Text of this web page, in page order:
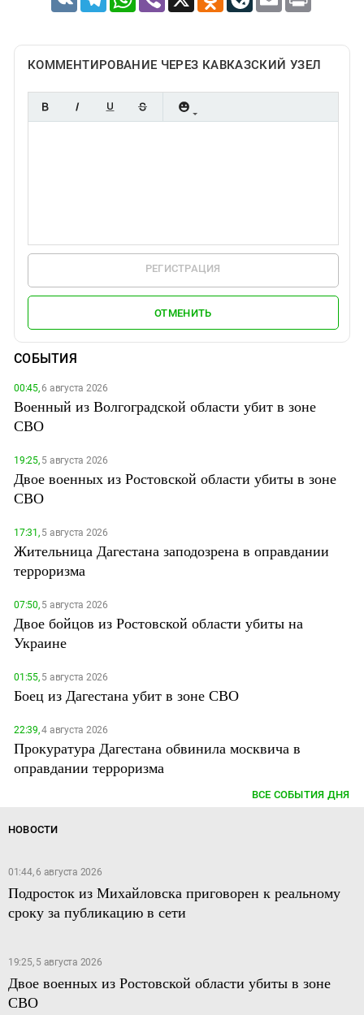
КОММЕНТИРОВАНИЕ ЧЕРЕЗ КАВКАЗСКИЙ УЗЕЛ
РЕГИСТРАЦИЯ
ОТМЕНИТЬ
СОБЫТИЯ
00:45,6 августа 2026
Военный из Волгоградской области убит в зоне
СВО
19:25,5 августа 2026
Двое военных из Ростовской области убиты в зоне
СВО
17:31,5 августа 2026
Жительница Дагестана заподозрена в оправдании
терроризма
07:50,5 августа 2026
Двое бойцов из Ростовской области убиты на
Украине
01:55,5 августа 2026
Боец из Дагестана убит в зоне СВО
22:39,4 августа 2026
Прокуратура Дагестана обвинила москвича в
оправдании терроризма
ВСЕ СОБЫТИЯ ДНЯ
НОВОСТИ
01:44, 6 августа 2026
Подросток из Михайловска приговорен к реальному
сроку за публикацию в сети
19:25, 5 августа 2026
Двое военных из Ростовской области убиты в зоне
СВО